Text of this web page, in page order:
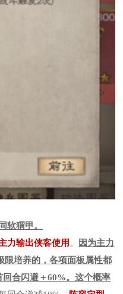
软猬甲。
力输出侠客使用 。
因为主力
限培养的，各项面板属性都
合闪避＋60%。这个概率